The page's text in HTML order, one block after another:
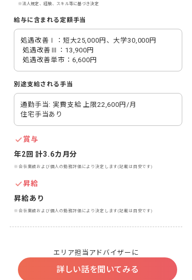
※法人規定、経験、スキル等に基づき決定
給与に含まれる定額手当
処遇改善Ⅰ：短大25,000円、大学30,000円
処遇改善単市：6,600円
別途支給される手当
通勤手当: 実費支給 上限22,600円/月
住宅手当あり
賞与
年2回 計3.6カ月分
※会社業績および個人の勤務評価により決定します(記載は目安です)
昇給
昇給あり
※会社業績および個人の勤務評価により決定します(記載は目安です)
エリア担当アドバイザーに
詳しい話を聞いてみる